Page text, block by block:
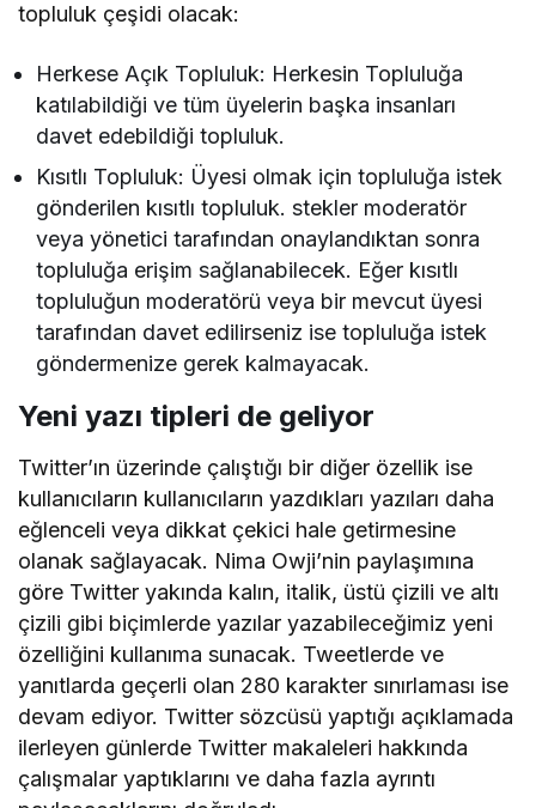
topluluk çeşidi olacak:
Herkese Açık Topluluk: Herkesin Topluluğa
katılabildiği ve tüm üyelerin başka insanları
davet edebildiği topluluk.
Kısıtlı Topluluk: Üyesi olmak için topluluğa istek
gönderilen kısıtlı topluluk. stekler moderatör
veya yönetici tarafından onaylandıktan sonra
topluluğa erişim sağlanabilecek. Eğer kısıtlı
topluluğun moderatörü veya bir mevcut üyesi
tarafından davet edilirseniz ise topluluğa istek
göndermenize gerek kalmayacak.
Yeni yazı tipleri de geliyor
Twitter’ın üzerinde çalıştığı bir diğer özellik ise
kullanıcıların kullanıcıların yazdıkları yazıları daha
eğlenceli veya dikkat çekici hale getirmesine
olanak sağlayacak. Nima Owji’nin paylaşımına
göre Twitter yakında kalın, italik, üstü çizili ve altı
çizili gibi biçimlerde yazılar yazabileceğimiz yeni
özelliğini kullanıma sunacak. Tweetlerde ve
yanıtlarda geçerli olan 280 karakter sınırlaması ise
devam ediyor. Twitter sözcüsü yaptığı açıklamada
ilerleyen günlerde Twitter makaleleri hakkında
çalışmalar yaptıklarını ve daha fazla ayrıntı